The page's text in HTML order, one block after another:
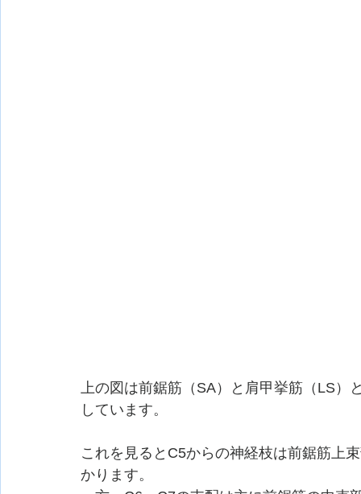
上の図は前鋸筋（SA）と肩甲挙筋（LS）
しています。
これを見るとC5からの神経枝は前鋸筋上
かります。